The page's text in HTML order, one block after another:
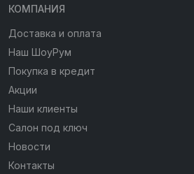
КОМПАНИЯ
Доставка и оплата
Наш ШоуРум
Покупка в кредит
Акции
Наши клиенты
Салон под ключ
Новости
Контакты